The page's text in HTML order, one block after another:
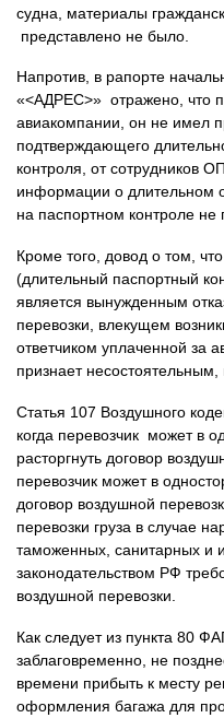
судна, материалы
представлено не было.
Напротив, в рапорте
«<АДРЕС>» отражено, что
авиакомпании, он не имел
подтверждающего
контроля, от сотрудников
информации о
на паспортном контроле не
Кроме того, довод о том,
(длительный паспортный
является вынужденным
перевозки, влекущем
ответчиком уплаченной за
признает
Статья 107 Воздушного
когда перевозчик может в
расторгнуть договор
перевозчик может в
договор воздушной
перевозки груза в случае
таможенных, санитарных и
законодательством РФ
воздушной перевозки.
Как следует из пункта 80
заблаговременно, не
времени прибыть к месту
оформления багажа для